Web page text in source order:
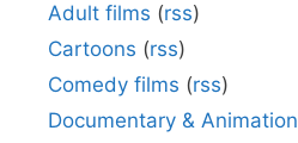
Adult films (rss)
Cartoons (rss)
Comedy films (rss)
Documentary & Animation